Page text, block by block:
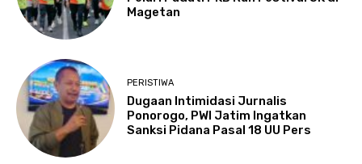
Magetan
PERISTIWA
Dugaan Intimidasi Jurnalis
Ponorogo, PWI Jatim Ingatkan
Sanksi Pidana Pasal 18 UU Pers